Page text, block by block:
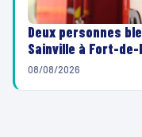
Deux personnes
Sainville à Fort-de-
08/08/2026